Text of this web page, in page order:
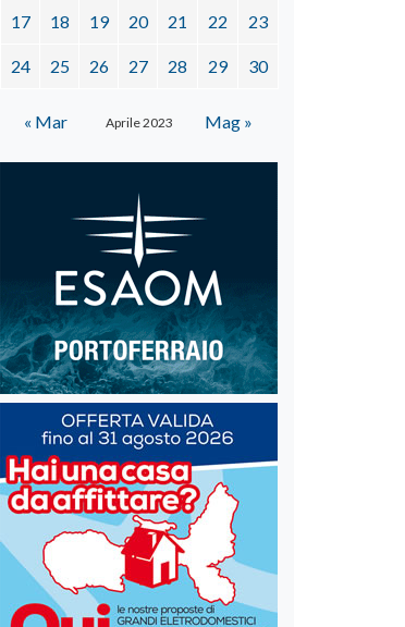
Aprile 2023
17 18 19 20 21 22 23
24 25 26 27 28 29 30
« Mar Mag »